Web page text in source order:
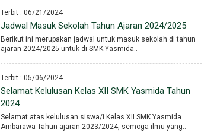
Terbit : 06/21/2024
Jadwal Masuk Sekolah Tahun Ajaran 2024/2025
Berikut ini merupakan jadwal untuk masuk sekolah di tahun
ajaran 2024/2025 untuk di SMK Yasmida..
Terbit : 05/06/2024
Selamat Kelulusan Kelas XII SMK Yasmida Tahun
2024
Selamat atas kelulusan siswa/i Kelas XII SMK Yasmida
Ambarawa Tahun ajaran 2023/2024, semoga ilmu yang..